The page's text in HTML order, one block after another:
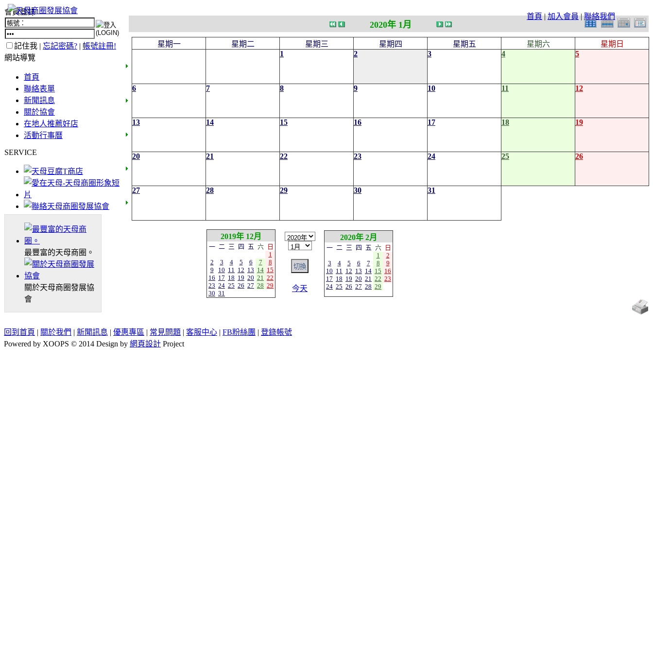
首頁|加入會員|聯絡我們
會員登錄
記住我 | 忘記密碼? | 帳號註冊!
網站導覽
首頁
聯絡表單
新聞訊息
關於協會
在地人推薦好店
活動行事曆
SERVICE
最豐富的天母商圈。
關於天母商圈發展協
會
2020年 1月
星期一 星期二 星期三 星期四 星期五 星期六
星期日
1
2 3 4 5
6 7 8 9 10 11 12
13 14 15 16 17 18 19
20 21 22 23 24 25 26
27 28 29 30 31
2019年 12月
一 二 三 四 五 六
日
1
2
3 4 5 6 7
8
9
10 11 12 13 14 15
16 17 18 19 20 21 22
23 24 25 26 27 28 29
30 31
今天
2020年 2月
一 二 三 四 五 六
日
1
2
3
4 5 6 7 8
9
10 11 12 13 14 15 16
17 18 19 20 21 22 23
24 25 26 27 28 29
回到首頁 | 關於我們 | 新聞訊息 | 優惠專區 | 常見問題 | 客服中心 | FB粉絲團 | 登錄帳號
Powered by XOOPS © 2014 Design by 網頁設計 Project